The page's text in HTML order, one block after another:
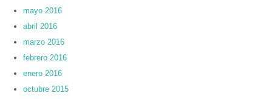
mayo 2016
abril 2016
marzo 2016
febrero 2016
enero 2016
octubre 2015